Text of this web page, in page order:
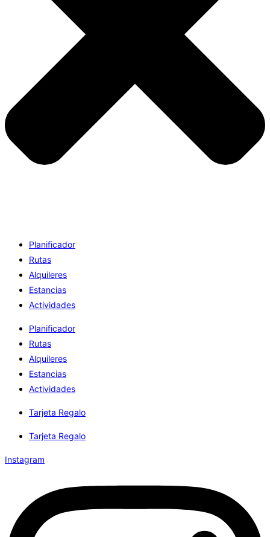
Planificador
Rutas
Alquileres
Estancias
Actividades
Planificador
Rutas
Alquileres
Estancias
Actividades
Tarjeta Regalo
Tarjeta Regalo
Instagram